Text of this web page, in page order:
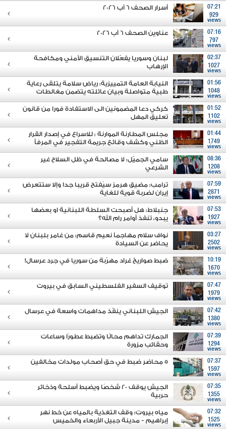
07:21
929
views
أسرار الصحف 6 آب 2026
07:16
797
views
عناوين الصحف 6 آب 2026
02:37
1027
views
لبنان وسوريا يفعّلان التنسيق الأمني ومكافحة
الإرهاب
01:56
1048
views
النيابة العامة التمييزية: رياض سلامة يتلقى رعاية
طبية متواصلة وبيان عائلته يتضمن مغالطات
01:52
1102
views
كركي دعا المضمونين الى الاستفادة فورا من قانون
تعليق المهل
01:44
1749
views
مجلس المطارنة الموارنة : للاسراع في إصدار القرار
الظني وكشف وقائع جريمة التفجير في المرفأ
08:36
1208
views
سامي الجميّل: لا مصالحة في ظل السلاح غير
الشرعي
07:59
2871
views
ترامب: مضيق هرمز سيُفتح قريبا جدا وإلا ستتعرض
إيران لضربة قوية للغاية
07:53
1927
views
جنبلاط: هل أصبحت السلطة اللبنانية او بعضها
يبدو، تنفذ أوامر رام الله؟
03:27
2502
views
نواف سلام مهاجماً نعيم قاسم: من غامر بلبنان لا
يحاضر عن السيادة
10:19
1670
views
ضبط صواريخ غراد مهرّبة من سوريا في جرد عرسال!
07:47
1979
views
توقيف السفير الفلسطيني السابق في بيروت
07:42
1380
views
الجيش اللبناني ينفّذ مداهمات واسعة في عرسال
07:39
1294
views
الجمارك تداهم محالًا وتضبط عطورًا وساعات
وحقائب مزورة
07:37
1597
views
5 محاضر ضبط في حق أصحاب مولدات مخالفين
07:35
1355
views
الجيش يوقف 20 شخصًا ويضبط أسلحة وذخائر
حربية
07:32
1525
views
مياه بيروت: وقف التغذية بالمياه عن خط نهر
إبراهيم - مدينة جبيل الأربعاء والخميس